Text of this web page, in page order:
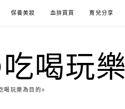
保養美妝 血拚買買 育兒分享
喝玩樂
喝玩樂為目的○